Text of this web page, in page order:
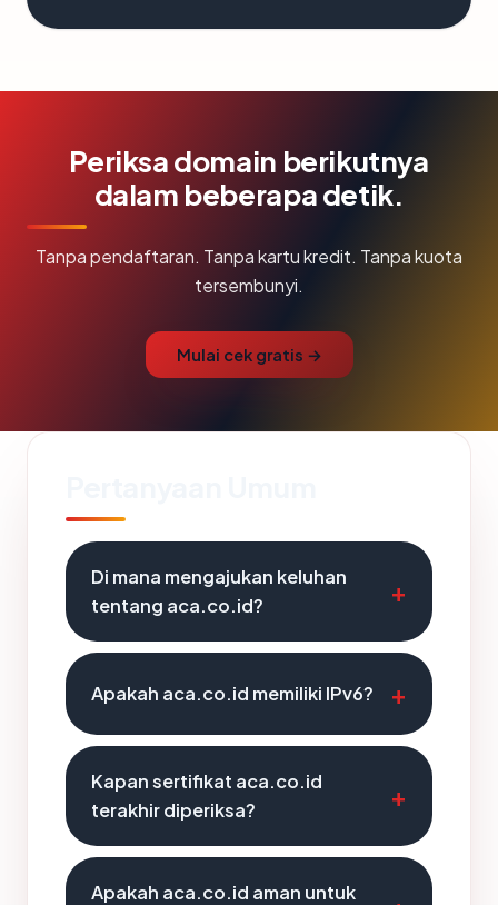
Periksa domain berikutnya
dalam beberapa detik.
Tanpa pendaftaran. Tanpa kartu kredit. Tanpa kuota
tersembunyi.
Mulai cek gratis →
Di mana mengajukan keluhan
tentang aca.co.id?
Apakah aca.co.id memiliki IPv6?
Kapan sertifikat aca.co.id
terakhir diperiksa?
Apakah aca.co.id aman untuk